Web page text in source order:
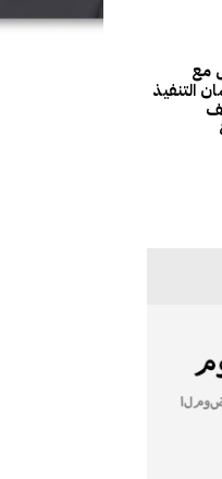
مع
التنفيذ